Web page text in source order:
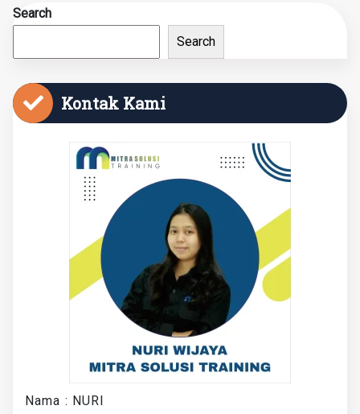
Search
Search
Kontak Kami
Nama : NURI